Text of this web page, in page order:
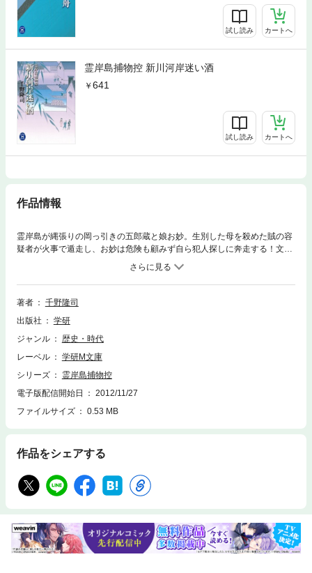
試し読み カートへ
霊岸島捕物控 新川河岸迷い酒
641
試し読み カートへ
作品情報
霊岸島が縄張りの岡っ引きの五郎蔵と娘お妙。生別した母を殺めた賊の容
疑者が火事で遁走し、お妙は危険も顧みず自ら犯人探しに奔走する！文化
三年の大火の江戸で、すれ違い傷つけ合うも必死に生きる親と子、男と女
を情味豊かに描く長篇時代小説！！
著者
千野隆司
出版社
学研
ジャンル
歴史・時代
レーベル
学研M文庫
シリーズ
霊岸島捕物控
電子版配信開始日
2012/11/27
ファイルサイズ
0.53 MB
作品をシェアする